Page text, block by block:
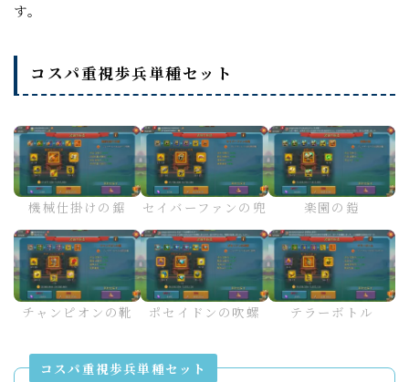
す。
コスパ重視歩兵単種セット
機械仕掛けの鋸 セイバーファンの兜 楽園の鎧
チャンピオンの靴 ポセイドンの吹螺 テラーボトル
コスパ重視歩兵単種セット